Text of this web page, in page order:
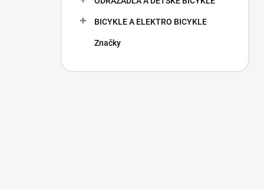
BICYKLE A ELEKTRO BICYKLE
Značky